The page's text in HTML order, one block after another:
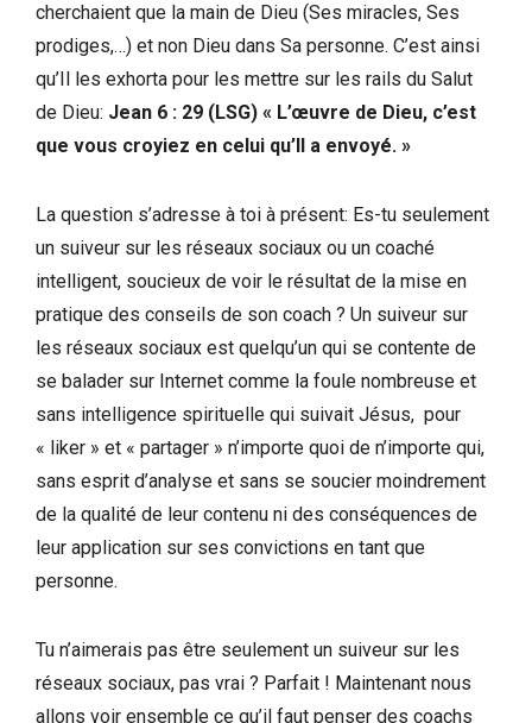
cherchaient que la main de Dieu (Ses miracles, Ses
prodiges,…) et non Dieu dans Sa personne. C’est ainsi
qu’Il les exhorta pour les mettre sur les rails du Salut
de Dieu: Jean 6 : 29 (LSG) « L’œuvre de Dieu, c’est
que vous croyiez en celui qu’Il a envoyé. »
La question s’adresse à toi à présent: Es-tu seulement
un suiveur sur les réseaux sociaux ou un coaché
intelligent, soucieux de voir le résultat de la mise en
pratique des conseils de son coach ? Un suiveur sur
les réseaux sociaux est quelqu’un qui se contente de
se balader sur Internet comme la foule nombreuse et
sans intelligence spirituelle qui suivait Jésus, pour
« liker » et « partager » n’importe quoi de n’importe qui,
sans esprit d’analyse et sans se soucier moindrement
de la qualité de leur contenu ni des conséquences de
leur application sur ses convictions en tant que
personne.
Tu n’aimerais pas être seulement un suiveur sur les
réseaux sociaux, pas vrai ? Parfait ! Maintenant nous
allons voir ensemble ce qu’il faut penser des coachs